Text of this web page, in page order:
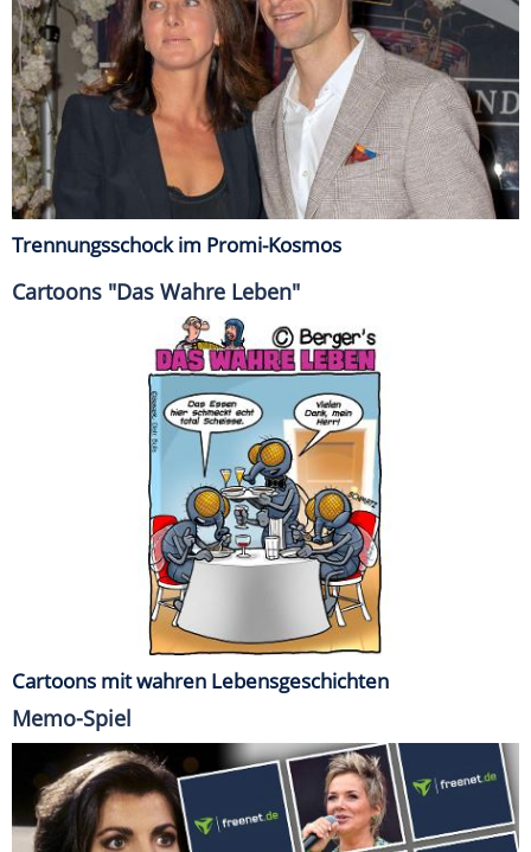
Trennungsschock im Promi-Kosmos
Cartoons "Das Wahre Leben"
Cartoons mit wahren Lebensgeschichten
Memo-Spiel